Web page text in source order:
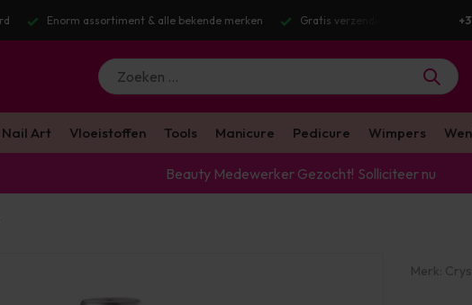
Gratis verzending v.a. €100 excl. BTW Voor 16:00 besteld? Dezelfde werkdag
Nail Art Vloeistoffen Tools Manicure Pedicure Wimpers
Beauty Medewerker Gezocht! Solliciteer nu
Merk: